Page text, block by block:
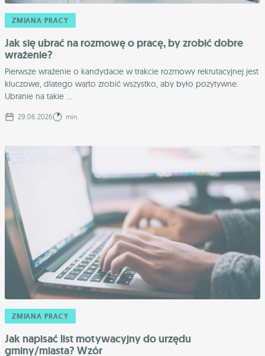
ZMIANA PRACY
Jak się ubrać na rozmowę o pracę, by zrobić dobre
wrażenie?
Pierwsze wrażenie o kandydacie w trakcie rozmowy rekrutacyjnej jest
kluczowe, dlatego warto zrobić wszystko, aby było pozytywne.
Ubranie na takie ...
29.06.2026 min.
ZMIANA PRACY
Jak napisać list motywacyjny do urzędu
gminy/miasta? Wzór